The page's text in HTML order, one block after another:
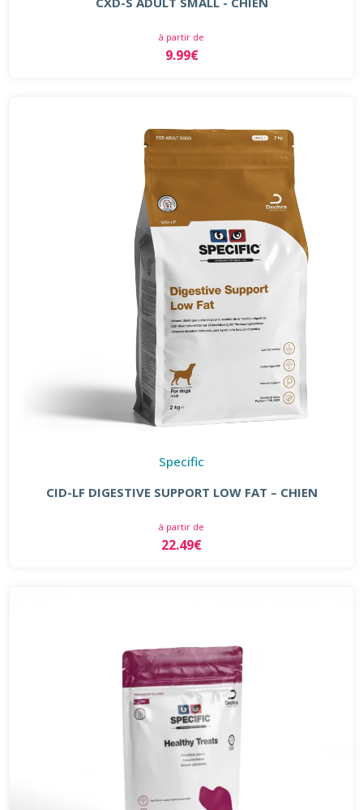
à partir de
9.99€
Specific
CID-LF DIGESTIVE SUPPORT LOW FAT – CHIEN
à partir de
22.49€